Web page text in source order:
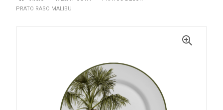
PRATO RASO MALIBU